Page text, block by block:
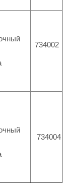
734002
734004